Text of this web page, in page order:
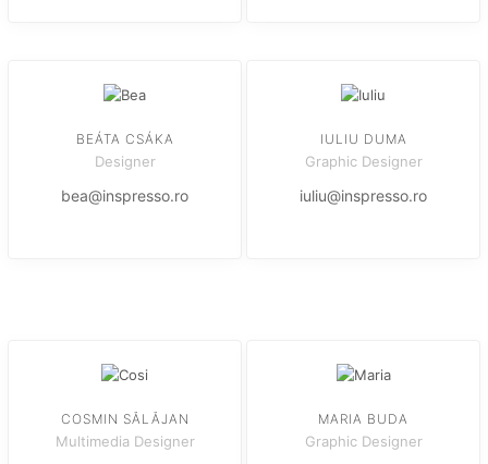
BEÁTA CSÁKA
Designer
bea@inspresso.ro
IULIU DUMA
Graphic Designer
iuliu@inspresso.ro
COSMIN SĂLĂJAN
Multimedia Designer
MARIA BUDA
Graphic Designer